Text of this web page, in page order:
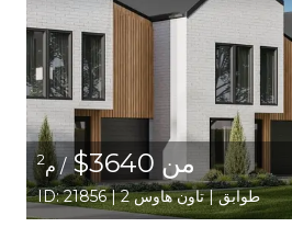
من 3640$ / م2
ID: 21856 | 2 طوابق | تاون هاوس